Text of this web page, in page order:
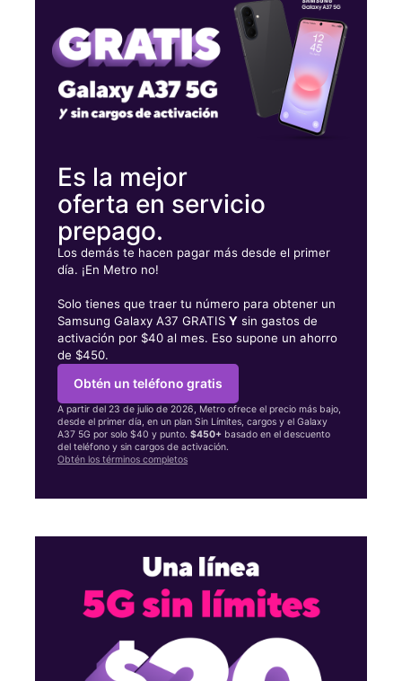
807 Bowman St Lebanon, PA 17046
Es la mejor
oferta en servicio
prepago.
Los demás te hacen pagar más desde el primer
día. ¡En Metro no!
Solo tienes que traer tu número para obtener un
Samsung Galaxy A37 GRATISY sin gastos de
activación por $40 al mes. Eso supone un ahorro
de $450.
Obtén un teléfono gratis
A partir del 23 de julio de 2026, Metro ofrece el precio más bajo,
desde el primer día, en un plan Sin Límites, cargos y el Galaxy
A37 5G por solo $40 y punto.$450+ basado en el descuento
del teléfono y sin cargos de activación.
Obtén los términos completos